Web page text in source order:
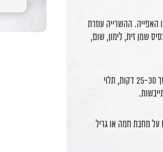
ההשרייה עוזרת
שמן זית, לימון, שום,
בצלייה בתנור, יש לחמם מראש לחום של 180 מעלות ולצלות את הנתח במשך 25-30 דקות, תלוי
על מחבת חמה או גריל